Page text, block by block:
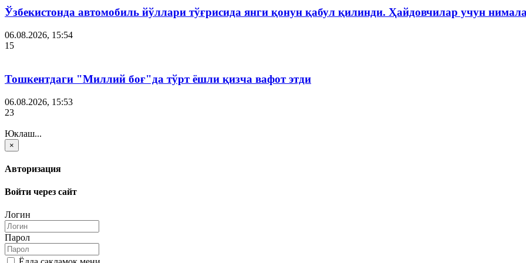
Ўзбекистонда автомобиль йўллари тўғрисида янги қонун қабул қилинди. Ҳайдовчилар учун
06.08.2026, 15:54
15
Тошкентдаги "Миллий боғ"да тўрт ёшли қизча вафот этди
06.08.2026, 15:53
23
Юклаш...
×
Авторизация
Войти через сайт
Логин
Парол